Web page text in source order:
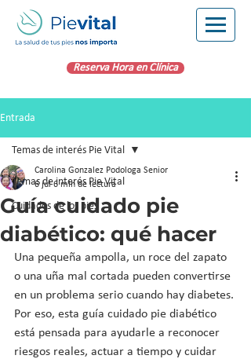
Reserva Hora en Clínica
Entrada
Temas de interés Pie Vital
Cuidados de los pies
Temas de interés Pie Vital
Guía cuidado pie
diabético: qué hacer
Carolina Gonzalez Podologa Senior
6 jul 6 min de lectura
Una pequeña ampolla, un roce del zapato
o una uña mal cortada pueden convertirse
en un problema serio cuando hay diabetes.
Por eso, esta guía cuidado pie diabético
está pensada para ayudarle a reconocer
riesgos reales, actuar a tiempo y cuidar